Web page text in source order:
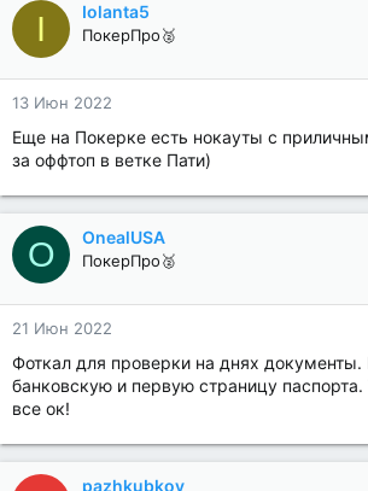
I Iolanta5
ПокерПро🥈
13 Июн 2022
Еще на Покерке есть нокауты с
за оффтоп в ветке Пати)
O OnealUSA
ПокерПро🥈
21 Июн 2022
Фоткал для проверки на днях документы.
банковскую и первую страницу
все ок!
pazhkubkov